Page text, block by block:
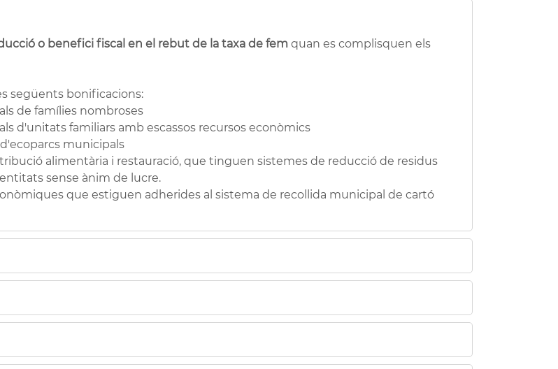
o benefici fiscal en el rebut de la taxa de fem quan es complisquen els
següents bonificacions:
de famílies nombroses
d'unitats familiars amb escassos recursos econòmics
municipals
alimentària i restauració, que tinguen sistemes de reducció de residus
sense ànim de lucre.
que estiguen adherides al sistema de recollida municipal de cartó
la condició defamília nombrosa.
la taxa de fem.”
part d'una
2025 i 2026,fins al 31 de maig de 2026.
cada any.